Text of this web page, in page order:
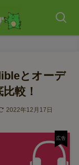
とオーデ
較！
2022年12月17日